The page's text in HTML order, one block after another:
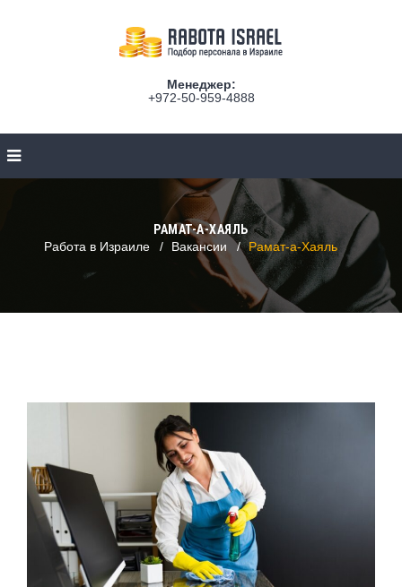
Менеджер:
+972-50-959-4888
РАМАТ-А-ХАЯЛЬ
Работа в Израиле
Вакансии Рамат-а-Хаяль